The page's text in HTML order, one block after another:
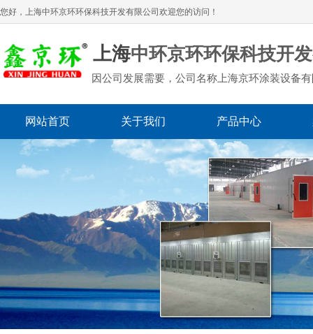
您好，上海中环京环环保科技开发有限公司 欢迎您的访问！
上海中环京环环保科技开
因公司发展需要，公司名称上海京环涂装设备
网站首页 关于我们 产品中心